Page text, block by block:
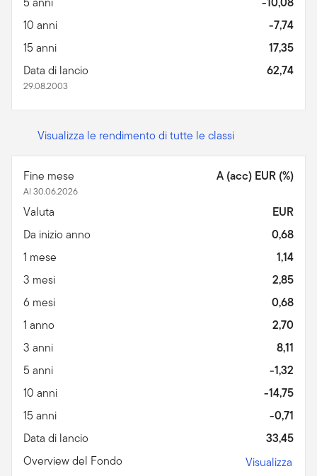
10 anni
-7,74
15 anni
17,35
Data di lancio
29.08.2003
62,74
Visualizza le rendimento di tutte le classi
Fine mese
Al 30.06.2026
A (acc) EUR (%)
Valuta
EUR
Da inizio anno
0,68
1 mese
1,14
3 mesi
2,85
6 mesi
0,68
1 anno
2,70
3 anni
8,11
5 anni
-1,32
10 anni
-14,75
15 anni
-0,71
Data di lancio
33,45
Overview del Fondo
Visualizza